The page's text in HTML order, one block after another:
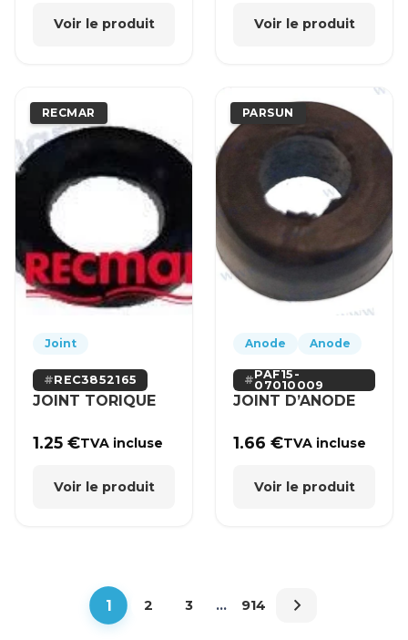
Voir le produit Voir le produit
RECMAR
Joint
REC3852165
JOINT TORIQUE
1.25€TVA incluse
Voir le produit
PARSUN
Anode Anode
PAF15-
07010009
JOINT D’ANODE
1.66€TVA incluse
Voir le produit
1 2 3 … 914